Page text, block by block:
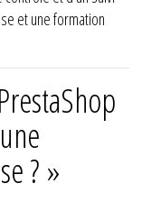
et une formation
? »